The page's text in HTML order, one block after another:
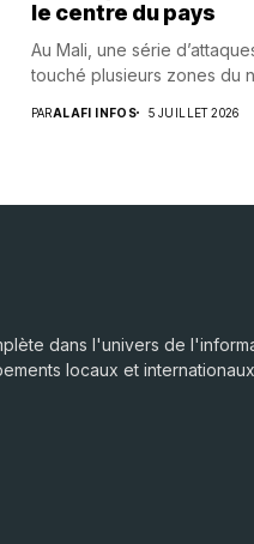
le centre du pays
Au Mali, une série
touché plusieurs zones du
PARALAFI INFOS 5 JUILLET 2026
dans l'univers de
locaux et